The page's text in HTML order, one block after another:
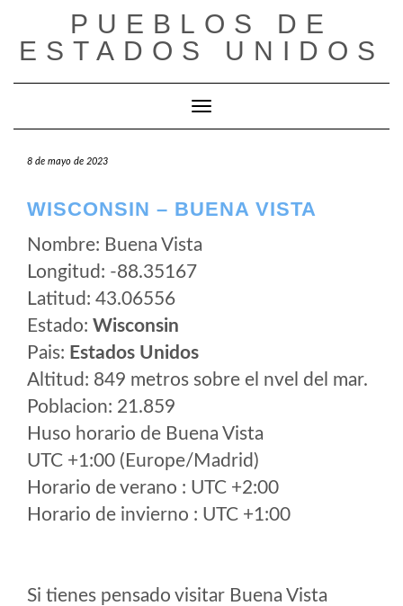
contenido
PUEBLOS DE
ESTADOS UNIDOS
Cambiar modo de navegación
8 de mayo de 2023
WISCONSIN – BUENA VISTA
Nombre: Buena Vista
Longitud: -88.35167
Latitud: 43.06556
Estado: Wisconsin
Pais: Estados Unidos
Altitud: 849 metros sobre el nvel del mar.
Poblacion: 21.859
Huso horario de Buena Vista
UTC +1:00 (Europe/Madrid)
Horario de verano : UTC +2:00
Horario de invierno : UTC +1:00
Si tienes pensado visitar Buena Vista